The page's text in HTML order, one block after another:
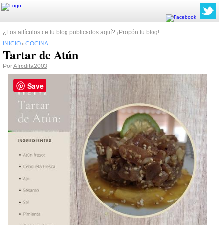
¿Los artículos de tu blog publicados aquí? ¡Propón tu blog!
INICIO › COCINA
Tartar de Atún
PorAfrodita2003
Save